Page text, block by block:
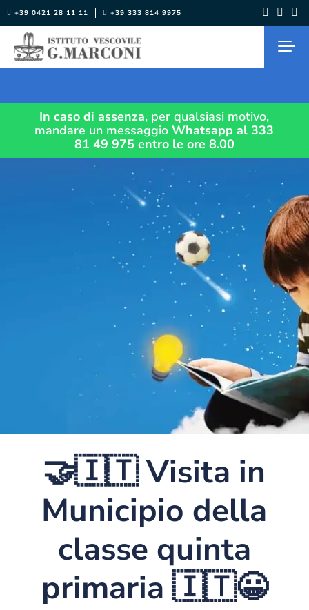
Salta
al
contenuto
+39 0421 28 11 11 +39 333 814 9975
In caso di assenza, per qualsiasi motivo,
mandare un messaggioWhatsapp al 333
81 49 975 entro le ore 8.00
🤝🇮🇹 Visita in
Municipio della
classe quinta
primaria 🇮🇹😀